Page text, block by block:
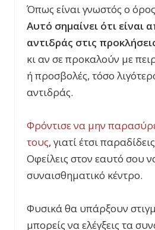
Όπως είναι γνωστός ο
Αυτό σημαίνει ότι είναι
αντιδράς στις
κι αν σε προκαλούν με
ή προσβολές, τόσο
αντιδράς.
Φρόντισε να μην
τους, γιατί έτσι
Οφείλεις στον εαυτό σου
συναισθηματικό κέντρο.
Φυσικά θα υπάρξουν
μπορείς να ελέγξεις τα